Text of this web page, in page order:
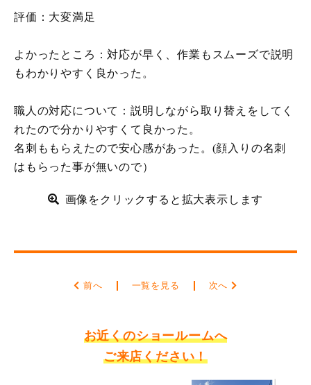
評価：大変満足
よかったところ：対応が早く、作業もスムーズで説明
もわかりやすく良かった。
職人の対応について：説明しながら取り替えをしてく
れたので分かりやすくて良かった。
名刺ももらえたので安心感があった。(顔入りの名刺
はもらった事が無いので）
画像をクリックすると拡大表示します
前へ 一覧を見る 次へ
お近くのショールームへ
ご来店ください！